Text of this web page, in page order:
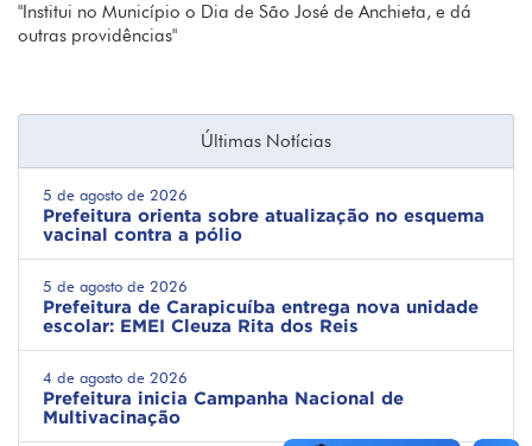
"Institui no Município o Dia de São José de Anchieta, e dá
outras providências"
Últimas Notícias
5 de agosto de 2026
Prefeitura orienta sobre atualização no esquema
vacinal contra a pólio
5 de agosto de 2026
Prefeitura de Carapicuíba entrega nova unidade
escolar: EMEI Cleuza Rita dos Reis
4 de agosto de 2026
Prefeitura inicia Campanha Nacional de
Multivacinação